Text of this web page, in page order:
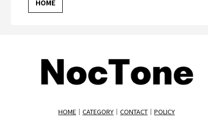
HOME｜ CATEGORY｜ CONTACT｜ POLICY